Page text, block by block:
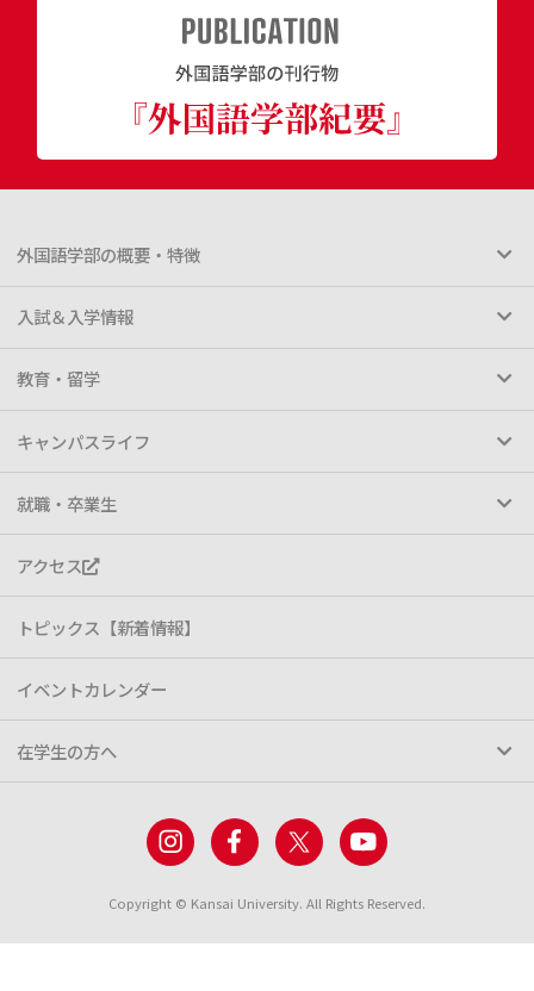
外国語学部の概要・特徴
入試＆入学情報
教育・留学
キャンパスライフ
就職・卒業生
アクセス
トピックス【新着情報】
イベントカレンダー
在学生の方へ
Copyright © Kansai University. All Rights Reserved.